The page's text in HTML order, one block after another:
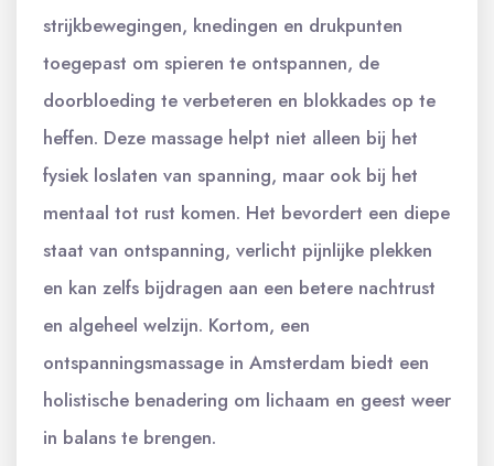
strijkbewegingen, knedingen en drukpunten
toegepast om spieren te ontspannen, de
doorbloeding te verbeteren en blokkades op te
heffen. Deze massage helpt niet alleen bij het
fysiek loslaten van spanning, maar ook bij het
mentaal tot rust komen. Het bevordert een diepe
staat van ontspanning, verlicht pijnlijke plekken
en kan zelfs bijdragen aan een betere nachtrust
en algeheel welzijn. Kortom, een
ontspanningsmassage in Amsterdam biedt een
holistische benadering om lichaam en geest weer
in balans te brengen.